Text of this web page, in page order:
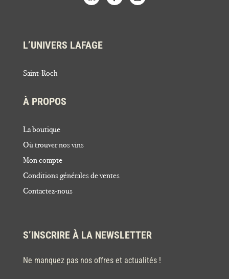
L’UNIVERS LAFAGE
Saint-Roch
À PROPOS
La boutique
Où trouver nos vins
Mon compte
Conditions générales de ventes
Contactez-nous
S’INSCRIRE À LA NEWSLETTER
Ne manquez pas nos offres et actualités !